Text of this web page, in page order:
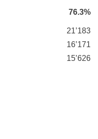
76.3%
21’183
16’171
15’626